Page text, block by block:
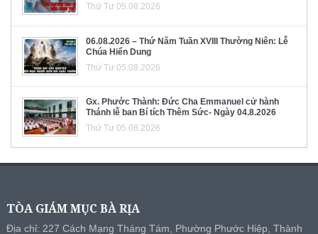
Thứ Tư 05.08.2026
06.08.2026 – Thứ Năm Tuần XVIII Thường Niên: Lễ
Chúa Hiển Dung
Thứ Tư 05.08.2026
Gx. Phước Thành: Đức Cha Emmanuel cử hành
Thánh lễ ban Bí tích Thêm Sức- Ngày 04.8.2026
Thứ Tư 05.08.2026
TÒA GIÁM MỤC BÀ RỊA
Địa chỉ: 227 Cách Mạng Tháng Tám, Phường Phước Hiệp, Thành